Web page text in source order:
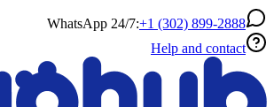
WhatsApp 24/7:+1 (302) 899-2888
Help and contact